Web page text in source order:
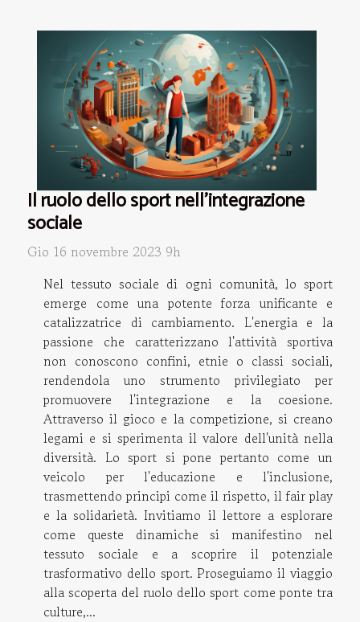
Il ruolo dello sport nell'integrazione
sociale
Gio 16 novembre 2023 9h
Nel tessuto sociale di ogni comunità, lo sport
emerge come una potente forza unificante e
catalizzatrice di cambiamento. L'energia e la
passione che caratterizzano l'attività sportiva
non conoscono confini, etnie o classi sociali,
rendendola uno strumento privilegiato per
promuovere l'integrazione e la coesione.
Attraverso il gioco e la competizione, si creano
legami e si sperimenta il valore dell'unità nella
diversità. Lo sport si pone pertanto come un
veicolo per l'educazione e l'inclusione,
trasmettendo principi come il rispetto, il fair play
e la solidarietà. Invitiamo il lettore a esplorare
come queste dinamiche si manifestino nel
tessuto sociale e a scoprire il potenziale
trasformativo dello sport. Proseguiamo il viaggio
alla scoperta del ruolo dello sport come ponte tra
culture,...